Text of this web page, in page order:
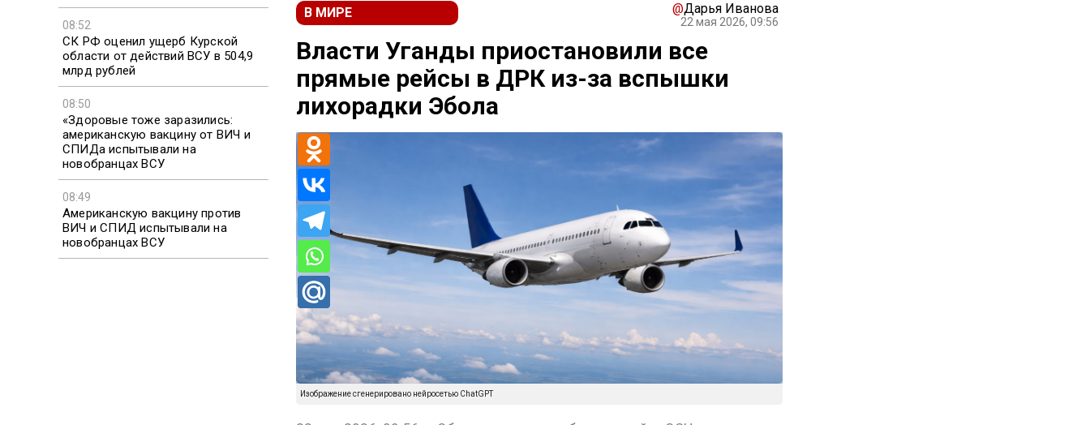
08:52
СК РФ оценил ущерб Курской
области от действий ВСУ в 504,9
млрд рублей
08:50
«Здоровые тоже заразились:
американскую вакцину от ВИЧ и
СПИДа испытывали на
новобранцах ВСУ
08:49
Американскую вакцину против
ВИЧ и СПИД испытывали на
новобранцах ВСУ
В МИРЕ @Дарья Иванова
22 мая 2026, 09:56
Власти Уганды приостановили все
прямые рейсы в ДРК из-за вспышки
лихорадки Эбола
Изображение сгенерировано нейросетью ChatGPT